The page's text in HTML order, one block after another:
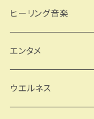
ヒーリング音楽
森林浴
森の中で深呼吸
自然音 鳥 小川 雨 森
エンタメ
ウエルネス